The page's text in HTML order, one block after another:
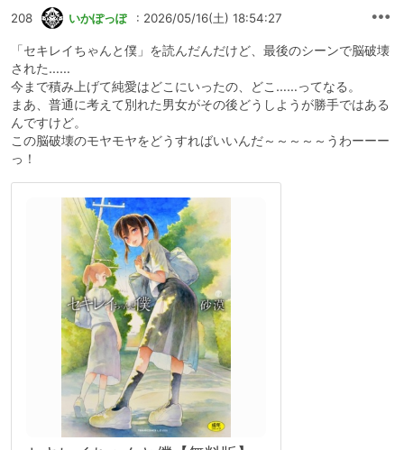
208 いかぽっぽ : 2026/05/16(土) 18:54:27
「セキレイちゃんと僕」を読んだんだけど、最後のシーンで脳破壊
された……
今まで積み上げて純愛はどこにいったの、どこ……ってなる。
まあ、普通に考えて別れた男女がその後どうしようが勝手ではある
んですけど。
この脳破壊のモヤモヤをどうすればいいんだ～～～～～うわーーー
っ！